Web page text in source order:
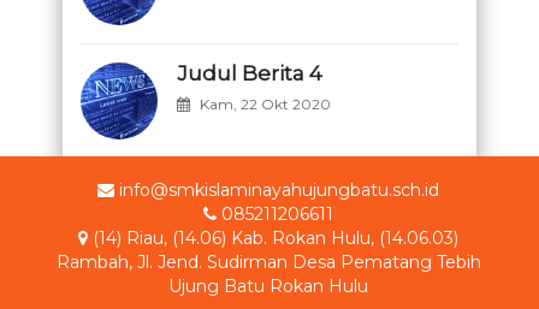
Judul Berita 4
Kam, 22 Okt 2020
info@smkislaminayahujungbatu.sch.id
085211206611
(14) Riau, (14.06) Kab. Rokan Hulu, (14.06.03)
Rambah, Jl. Jend. Sudirman Desa Pematang Tebih
Ujung Batu Rokan Hulu